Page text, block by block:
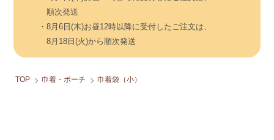
順次発送
・8月6日(木)お昼12時以降に受付したご注文は、
8月18日(火)から順次発送
TOP 巾着・ポーチ 巾着袋（小）